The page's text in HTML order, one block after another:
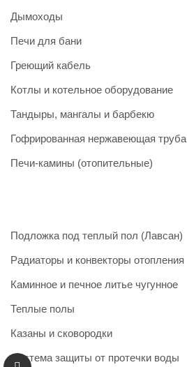
Дымоходы
Печи для бани
Греющий кабель
Котлы и котельное оборудование
Тандыры, мангалы и барбекю
Гофрированная нержавеющая труба
Печи-камины (отопительные)
Подложка под теплый пол (Лавсан)
Радиаторы и конвекторы отопления
Каминное и печное литье чугунное
Теплые полы
Казаны и сковородки
Система защиты от протечки воды